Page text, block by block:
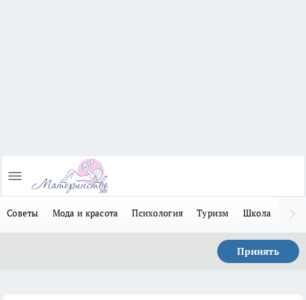
Советы Мода и красота Психология Туризм Школа
Принять